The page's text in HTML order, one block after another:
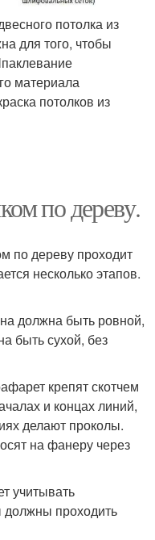
потолка из
для того, чтобы
материала
потолков из
по дереву.
по дереву проходит
несколько этапов.
должна быть ровной,
быть сухой, без
крепят скотчем
и концах линий,
делают проколы.
на фанеру через
учитывать
проходить